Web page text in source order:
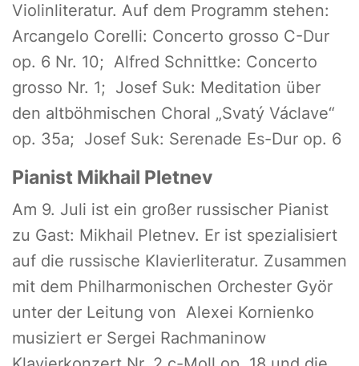
Violinliteratur. Auf dem Programm stehen:
Arcangelo Corelli: Concerto grosso C-Dur
op. 6 Nr. 10; Alfred Schnittke: Concerto
grosso Nr. 1; Josef Suk: Meditation über
den altböhmischen Choral „Svatý Václave“
op. 35a; Josef Suk: Serenade Es-Dur op. 6
Pianist Mikhail Pletnev
Am 9. Juli ist ein großer russischer Pianist
zu Gast: Mikhail Pletnev. Er ist spezialisiert
auf die russische Klavierliteratur. Zusammen
mit dem Philharmonischen Orchester Györ
unter der Leitung von Alexei Kornienko
musiziert er Sergei Rachmaninow